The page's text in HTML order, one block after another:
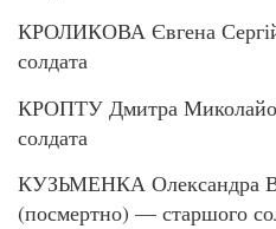
КРОЛИКОВА Євгена
солдата
КРОПТУ Дмитра
солдата
КУЗЬМЕНКА Олександра
(посмертно) — старшого